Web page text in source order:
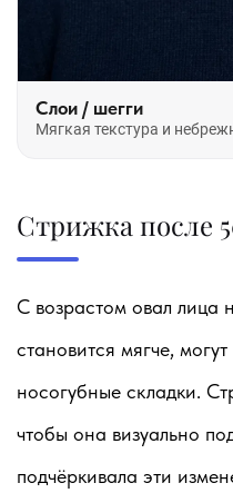
Слои / шегги
Мягкая текстура и
Стрижка после
С возрастом овал лица
становится мягче,
носогубные складки.
чтобы она визуально
подчёркивала эти